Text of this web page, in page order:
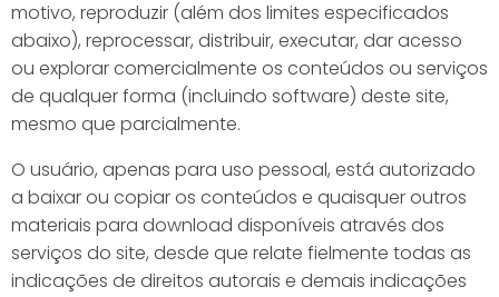
motivo, reproduzir (além dos limites especificados
abaixo), reprocessar, distribuir, executar, dar acesso
ou explorar comercialmente os conteúdos ou serviços
de qualquer forma (incluindo software) deste site,
mesmo que parcialmente.
O usuário, apenas para uso pessoal, está autorizado
a baixar ou copiar os conteúdos e quaisquer outros
materiais para download disponíveis através dos
serviços do site, desde que relate fielmente todas as
indicações de direitos autorais e demais indicações